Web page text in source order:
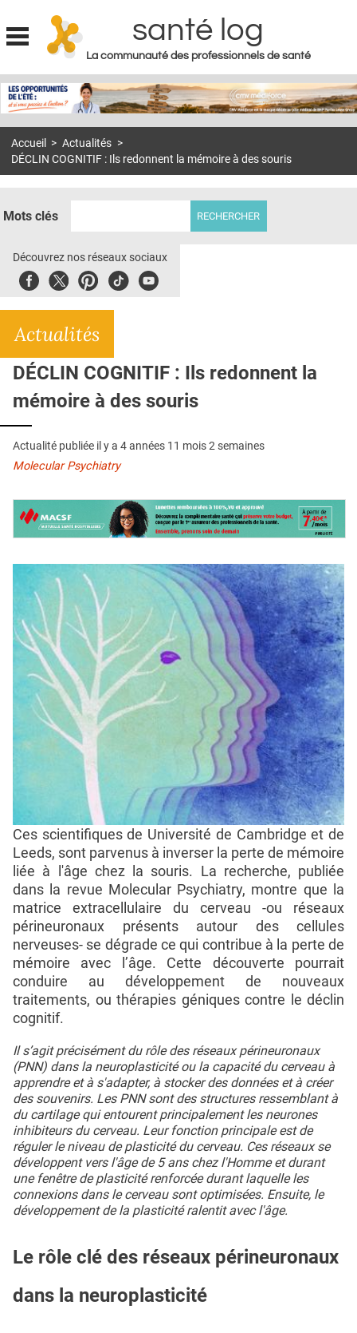
Jump to navigation
santé log
La communauté des professionnels de santé
MON COMPTE
S'ABONNER À LA REVUE SOIN À DOMICILE
DOSSIERS
E-REVUE SAD
L'APP
QUI SOMMES-NOUS ?
PUBLICITÉ
CONDITIONS GÉNÉRALES
CONTACT
Accueil > Actualités >
DÉCLIN COGNITIF : Ils redonnent la mémoire à des souris
Mots clés
Découvrez nos réseaux sociaux
FacebookTwitterPinterest
TiktokYoubute
Actualités
DÉCLIN COGNITIF : Ils redonnent la
mémoire à des souris
Actualité publiée il y a 4 années 11 mois 2 semaines
Molecular Psychiatry
Ces scientifiques de Université de Cambridge et de
Leeds, sont parvenus à inverser la perte de mémoire
liée à l'âge chez la souris. La recherche, publiée
dans la revue Molecular Psychiatry, montre que la
matrice extracellulaire du cerveau -ou réseaux
périneuronaux présents autour des cellules
nerveuses- se dégrade ce qui contribue à la perte de
mémoire avec l’âge. Cette découverte pourrait
conduire au développement de nouveaux
traitements, ou thérapies géniques contre le déclin
cognitif.
Il s’agit précisément du rôle des réseaux périneuronaux
(PNN) dans la neuroplasticité ou la capacité du cerveau à
apprendre et à s'adapter, à stocker des données et à créer
des souvenirs. Les PNN sont des structures ressemblant à
du cartilage qui entourent principalement les neurones
inhibiteurs du cerveau. Leur fonction principale est de
réguler le niveau de plasticité du cerveau. Ces réseaux se
développent vers l'âge de 5 ans chez l'Homme et durant
une fenêtre de plasticité renforcée durant laquelle les
connexions dans le cerveau sont optimisées. Ensuite, le
développement de la plasticité ralentit avec l'âge.
Le rôle clé des réseaux périneuronaux
dans la neuroplasticité